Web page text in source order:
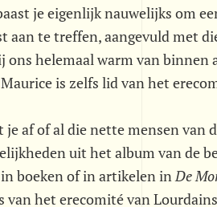
je eigenlijk nauwelijks om
aan te treffen, aangevuld met
ons helemaal warm van binnen
is zelfs lid van het
je af of al die nette mensen
uit het album van de
in boeken of in artikelen inDe
van het erecomité van